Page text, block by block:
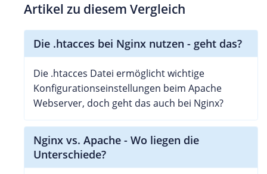
Artikel zu diesem Vergleich
Die .htacces bei Nginx nutzen - geht das?
Die .htacces Datei ermöglicht wichtige
Konfigurationseinstellungen beim Apache
Webserver, doch geht das auch bei Nginx?
Nginx vs. Apache - Wo liegen die
Unterschiede?